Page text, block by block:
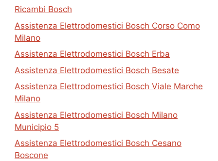
Ricambi Bosch
Assistenza Elettrodomestici Bosch Corso Como
Milano
Assistenza Elettrodomestici Bosch Erba
Assistenza Elettrodomestici Bosch Besate
Assistenza Elettrodomestici Bosch Viale Marche
Milano
Assistenza Elettrodomestici Bosch Milano
Municipio 5
Assistenza Elettrodomestici Bosch Cesano
Boscone